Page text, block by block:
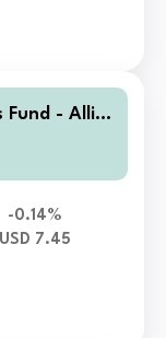
Fund - Allia
Bond A
-0.14%
USD 7.45